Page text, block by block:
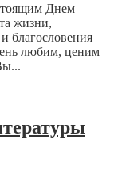
Днем
жизни,
благословения
любим, ценим